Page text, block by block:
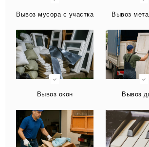
Вывоз мусора с участка Вывоз
Вывоз окон Вывоз